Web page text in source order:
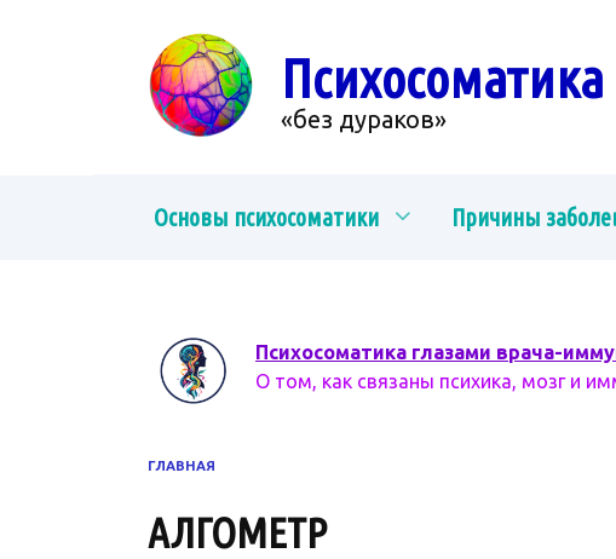
Психосоматика
«без дураков»
Основы психосоматики Причины
Психосоматика глазами врача-
О том, как связаны психика, мозг и
ГЛАВНАЯ
АЛГОМЕТР